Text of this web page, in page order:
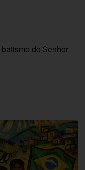
do Senhor